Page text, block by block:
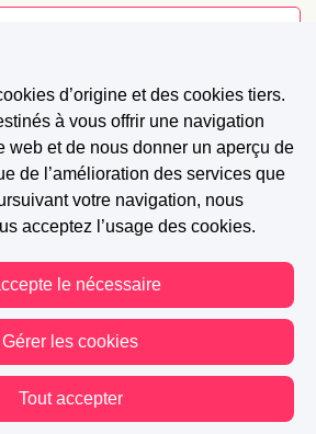
d’origine et des cookies tiers.
à vous offrir une navigation
web et de nous donner un aperçu de
de l’amélioration des services que
votre navigation, nous
acceptez l’usage des cookies.
le nécessaire
Gérer les cookies
Tout accepter